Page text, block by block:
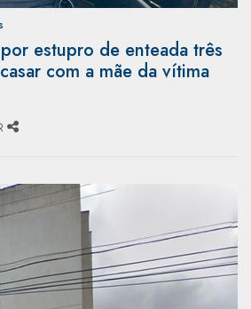
estupro de enteada três
com a mãe da vítima